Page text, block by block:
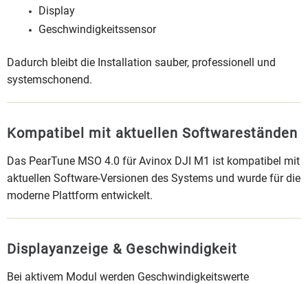
Display
Geschwindigkeitssensor
Dadurch bleibt die Installation sauber, professionell und
systemschonend.
Kompatibel mit aktuellen Softwareständen
Das PearTune MSO 4.0 für Avinox DJI M1 ist kompatibel mit
aktuellen Software-Versionen des Systems und wurde für die
moderne Plattform entwickelt.
Displayanzeige & Geschwindigkeit
Bei aktivem Modul werden Geschwindigkeitswerte